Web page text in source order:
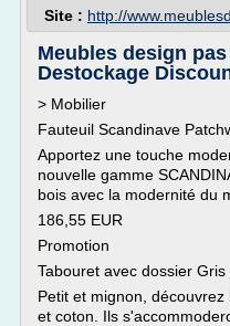
Site : http://
Meubles design
Destockage
> Mobilier
Fauteuil Scandinave
Apportez une touche
nouvelle gamme
bois avec la modernité du
186,55 EUR
Promotion
Tabouret avec dossier Gris
Petit et mignon,
et coton. Ils